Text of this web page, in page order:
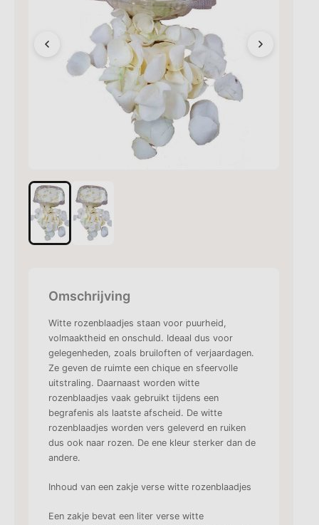
Omschrijving
Witte rozenblaadjes staan voor puurheid,
volmaaktheid en onschuld. Ideaal dus voor
gelegenheden, zoals bruiloften of verjaardagen.
Ze geven de ruimte een chique en sfeervolle
uitstraling. Daarnaast worden witte
rozenblaadjes vaak gebruikt tijdens een
begrafenis als laatste afscheid. De witte
rozenblaadjes worden vers geleverd en ruiken
dus ook naar rozen. De ene kleur sterker dan de
andere.
Inhoud van een zakje verse witte rozenblaadjes
Een zakje bevat een liter verse witte